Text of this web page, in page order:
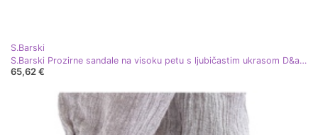
S.Barski
S.Barski Prozirne sandale na visoku petu s ljubičastim ukrasom D&amp;A MR38-454 ljubičasta
65,62 €